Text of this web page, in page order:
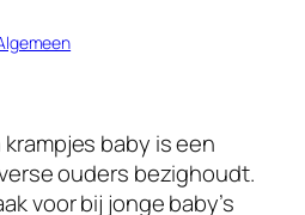
baby is een
ouders bezighoudt.
voor bij jonge baby’s